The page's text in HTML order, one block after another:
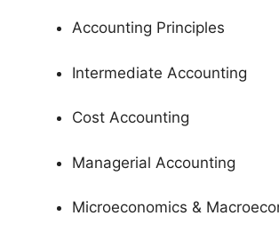
Accounting Principles
Intermediate Accounting
Cost Accounting
Managerial Accounting
Microeconomics &